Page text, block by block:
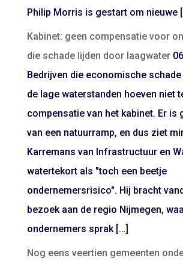
Philip Morris is gestart om nieuwe
Kabinet: geen compensatie voor
die schade lijden door laagwater
Bedrijven die economische
de lage waterstanden hoeven niet
compensatie van het kabinet. Er is
van een natuurramp, en dus ziet
Karremans van Infrastructuur en
watertekort als "toch een beetje
ondernemersrisico". Hij bracht
bezoek aan de regio Nijmegen,
ondernemers sprak […]
Nog eens veertien gemeenten